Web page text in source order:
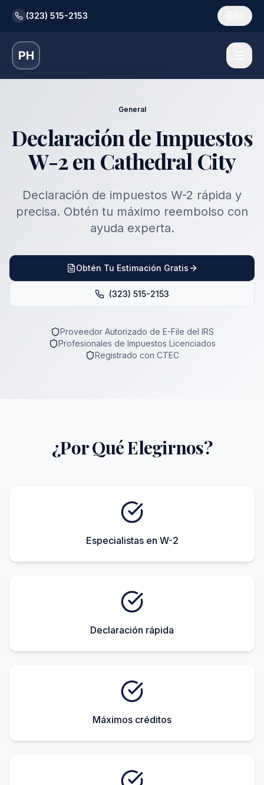
(323) 515-2153
PH
General
Declaración de Impuestos
W-2 en Cathedral City
Declaración de impuestos W-2 rápida y
precisa. Obtén tu máximo reembolso con
ayuda experta.
Obtén Tu Estimación Gratis
(323) 515-2153
Proveedor Autorizado de E-File del IRS
Profesionales de Impuestos Licenciados
Registrado con CTEC
¿Por Qué Elegirnos?
Especialistas en W-2
Declaración rápida
Máximos créditos